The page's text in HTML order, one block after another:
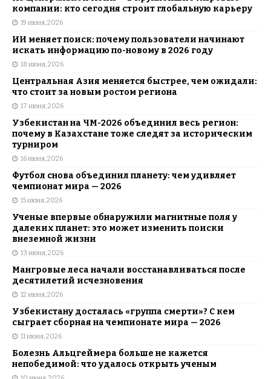
компании: кто сегодня строит глобальную карьеру
19 июня, 2026
ИИ меняет поиск: почему пользователи начинают
искать информацию по-новому в 2026 году
18 июня, 2026
Центральная Азия меняется быстрее, чем ожидали:
что стоит за новым ростом региона
17 июня, 2026
Узбекистан на ЧМ-2026 объединил весь регион:
почему в Казахстане тоже следят за историческим
турниром
16 июня, 2026
Футбол снова объединил планету: чем удивляет
чемпионат мира — 2026
15 июня, 2026
Ученые впервые обнаружили магнитные поля у
далеких планет: это может изменить поиски
внеземной жизни
13 июня, 2026
Мангровые леса начали восстанавливаться после
десятилетий исчезновения
12 июня, 2026
Узбекистану досталась «группа смерти»? С кем
сыграет сборная на чемпионате мира — 2026
11 июня, 2026
Болезнь Альцгеймера больше не кажется
непобедимой: что удалось открыть ученым